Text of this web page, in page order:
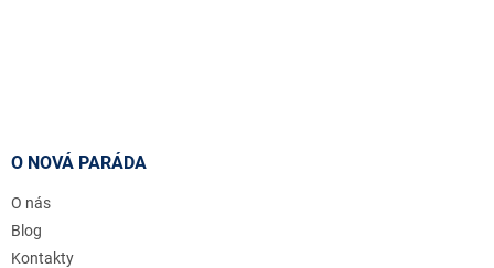
O NOVÁ PARÁDA
O nás
Blog
Kontakty